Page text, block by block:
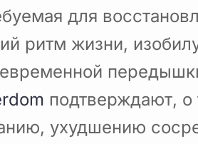
для
ритм жизни,
подтверждают, о
ухудшению